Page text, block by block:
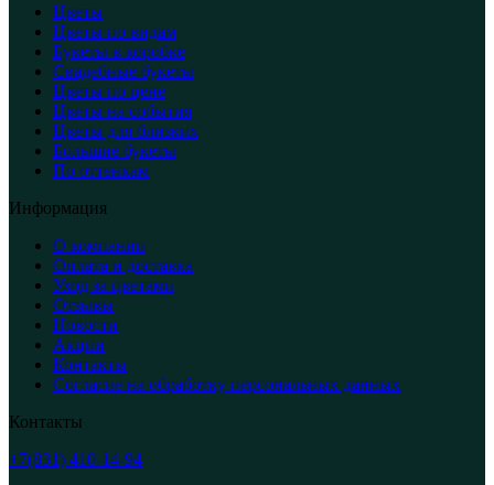
Цветы
Цветы по видам
Букеты в коробке
Свадебные букеты
Цветы по цене
Цветы на события
Цветы для близких
Большие букеты
По оттенкам
Информация
О компании
Оплата и доставка
Уход за цветами
Отзывы
Новости
Акции
Контакты
Согласие на обработку персональных данных
Контакты
+7(831) 410-14-94